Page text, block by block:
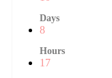
Days
8
Hours
17